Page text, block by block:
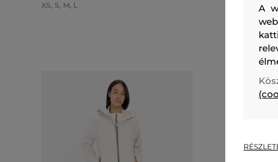
XS, S, M, L
A